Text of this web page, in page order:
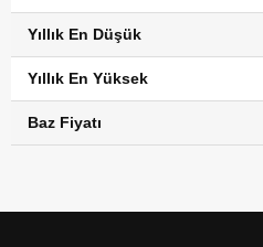
Yıllık En Düşük
Yıllık En Yüksek
Baz Fiyatı